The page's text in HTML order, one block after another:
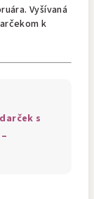
Vyšívaná
k
s